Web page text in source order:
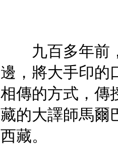
九百多年前，
邊，將大手印的
相傳的方式，傳
藏的大譯師馬爾
西藏。